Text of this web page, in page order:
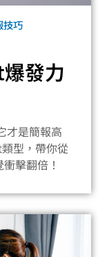
技巧
發力
才是簡報高
型，帶你從
擊翻倍！